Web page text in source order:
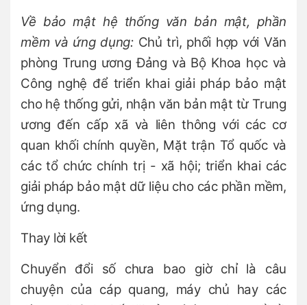
Về bảo mật hệ thống văn bản mật, phần
mềm và ứng dụng: Chủ trì, phối hợp với Văn
phòng Trung ương Đảng và Bộ Khoa học và
Công nghệ để triển khai giải pháp bảo mật
cho hệ thống gửi, nhận văn bản mật từ Trung
ương đến cấp xã và liên thông với các cơ
quan khối chính quyền, Mặt trận Tổ quốc và
các tổ chức chính trị - xã hội; triển khai các
giải pháp bảo mật dữ liệu cho các phần mềm,
ứng dụng.
Thay lời kết
Chuyển đổi số chưa bao giờ chỉ là câu
chuyện của cáp quang, máy chủ hay các